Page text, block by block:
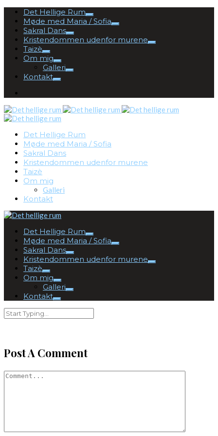
Det Hellige Rum
Møde med Maria / Sofia
Sakral Dans
Kristendommen udenfor murene
Taizè
Om mig
Galleri
Kontakt
Det Hellige Rum
Møde med Maria / Sofia
Sakral Dans
Kristendommen udenfor murene
Taizè
Om mig
Galleri
Kontakt
Det Hellige Rum
Møde med Maria / Sofia
Sakral Dans
Kristendommen udenfor murene
Taizè
Om mig
Galleri
Kontakt
Post A Comment